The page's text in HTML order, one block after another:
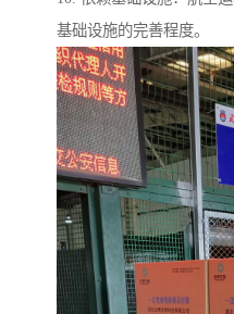
基础设施的完善程度。